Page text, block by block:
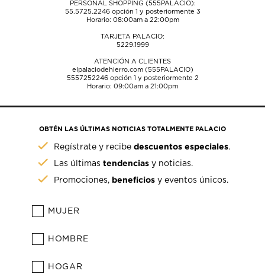
PERSONAL SHOPPING (555PALACIO):
55.5725.2246opción 1 y posteriormente 3
Horario: 08:00am a 22:00pm
TARJETA PALACIO:
5229.1999
ATENCIÓN A CLIENTES
elpalaciodehierro.com (555PALACIO)
5557252246opción 1 y posteriormente 2
Horario: 09:00am a 21:00pm
OBTÉN LAS ÚLTIMAS NOTICIAS TOTALMENTE PALACIO
Regístrate y recibedescuentos especiales.
Las últimastendencias y noticias.
Promociones, beneficios y eventos únicos.
MUJER
HOMBRE
HOGAR